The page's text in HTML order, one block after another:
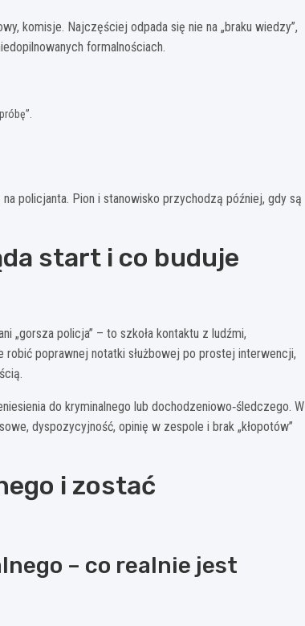
komisje. Najczęściej odpada się nie na „braku wiedzy”,
formalnościach.
policjanta. Pion i stanowisko przychodzą później, gdy są
start i co buduje
„gorsza policja” – to szkoła kontaktu z ludźmi,
poprawnej notatki służbowej po prostej interwencji,
do kryminalnego lub dochodzeniowo‑śledczego. W
dyspozycyjność, opinię w zespole i brak „kłopotów”
i zostać
– co realnie jest